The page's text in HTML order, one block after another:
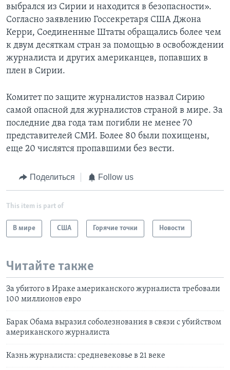
выбрался из Сирии и находится в безопасности».
Согласно заявлению Госсекретаря США Джона
Керри, Соединенные Штаты обращались более чем
к двум десяткам стран за помощью в освобождении
журналиста и других американцев, попавших в
плен в Сирии.
Комитет по защите журналистов назвал Сирию
самой опасной для журналистов страной в мире. За
последние два года там погибли не менее 70
представителей СМИ. Более 80 были похищены,
еще 20 числятся пропавшими без вести.
Поделиться Follow us
This item is part of
В мире США Горячие точки Новости
Читайте также
За убитого в Ираке американского журналиста требовали
100 миллионов евро
Барак Обама выразил соболезнования в связи с убийством
американского журналиста
Казнь журналиста: средневековье в 21 веке